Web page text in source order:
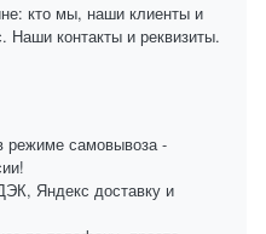
кто мы, наши клиенты и
Наши контакты и реквизиты.
режиме самовывоза -
Яндекс доставку и